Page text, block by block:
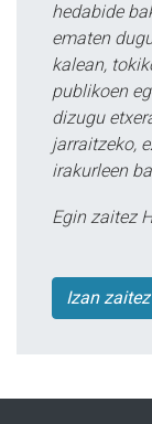
hedabide
ematen
kalean,
publikoen
dizugu
jarraitzeko,
irakurleen
Egin zaitez
Izan